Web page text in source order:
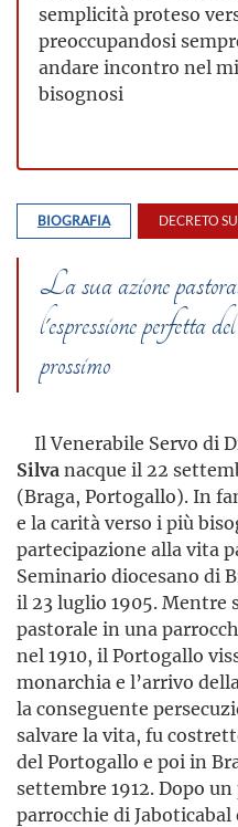
semplicità proteso
preoccupandosi
andare incontro nel
bisognosi
BIOGRAFIA DECRETO
La sua azione
l'espressione perfetta
prossimo
Il Venerabile Servo di
Silva nacque il 22
(Braga, Portogallo). In
e la carità verso i più
partecipazione alla vita
Seminario diocesano di
il 23 luglio 1905. Mentre
pastorale in una
nel 1910, il Portogallo
monarchia e l’arrivo
la conseguente
salvare la vita, fu
del Portogallo e poi in
settembre 1912. Dopo
parrocchie di Jaboticabal